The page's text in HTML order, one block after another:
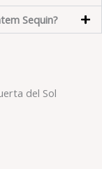
Sequin?
del Sol